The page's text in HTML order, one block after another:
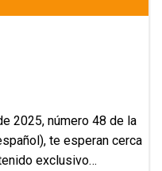
2025, número 48 de la
te esperan cerca
exclusivo…